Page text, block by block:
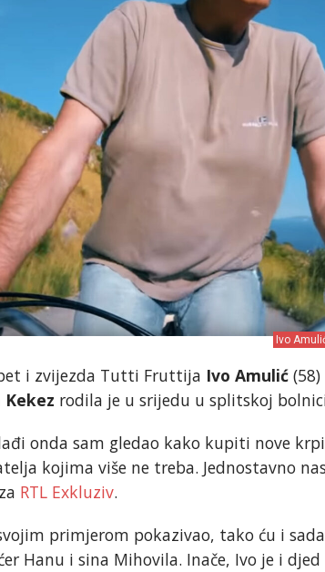
Ivo
i zvijezda Tutti Fruttija Ivo Amulić
Kekez rodila je u srijedu u splitskoj
onda sam gledao kako kupiti nove
kojima više ne treba. Jednostavno
RTL Exkluziv.
primjerom pokazivao, tako ću i
Hanu i sina Mihovila. Inače, Ivo je i